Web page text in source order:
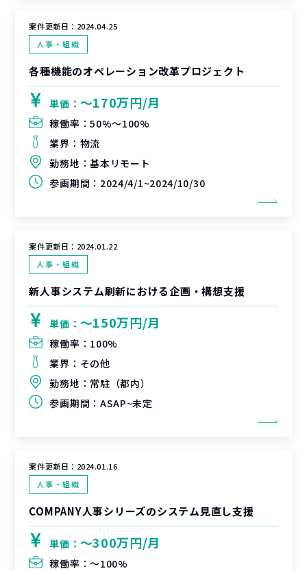
案件更新日： 2024.04.25
人事・組織
各種機能のオペレーション改革プロジェクト
単価： 〜170万円/月
稼働率：50%〜100%
業界： 物流
勤務地：基本リモート
参画期間： 2024/4/1~2024/10/30
案件更新日： 2024.01.22
人事・組織
新人事システム刷新における企画・構想支援
単価： 〜150万円/月
稼働率： 100%
業界： その他
勤務地： 常駐（都内）
参画期間： ASAP~未定
案件更新日： 2024.01.16
人事・組織
COMPANY人事シリーズのシステム見直し支援
単価： 〜300万円/月
稼働率：〜100%